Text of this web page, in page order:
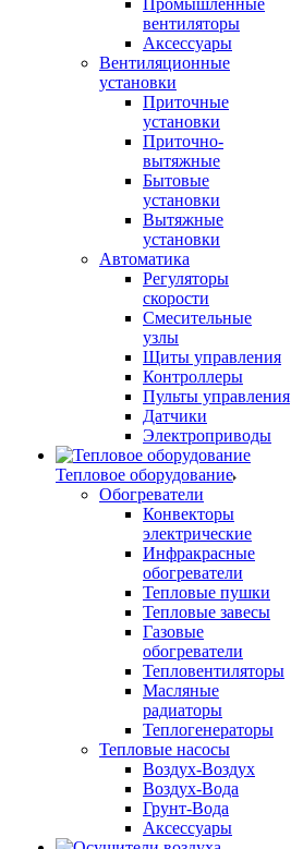
Промышленные
вентиляторы
Аксессуары
Вентиляционные
установки
Приточные
установки
Приточно-
вытяжные
Бытовые
установки
Вытяжные
установки
Автоматика
Регуляторы
скорости
Смесительные
узлы
Щиты управления
Контроллеры
Пульты управления
Датчики
Электроприводы
Тепловое оборудование
Обогреватели
Конвекторы
электрические
Инфракрасные
обогреватели
Тепловые пушки
Тепловые завесы
Газовые
обогреватели
Тепловентиляторы
Масляные
радиаторы
Теплогенераторы
Тепловые насосы
Воздух-Воздух
Воздух-Вода
Грунт-Вода
Аксессуары